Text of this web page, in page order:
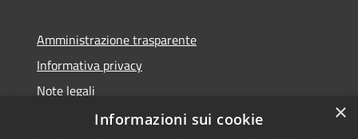
Amministrazione trasparente
Informativa privacy
Note legali
Dichiarazione di accessibilità
×
Informazioni sui cookie